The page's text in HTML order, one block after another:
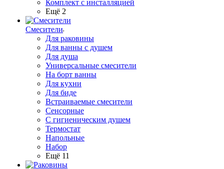
Комплект с инсталляцией
Ещё 2
Смесители
Для раковины
Для ванны с душем
Для душа
Универсальные смесители
На борт ванны
Для кухни
Для биде
Встраиваемые смесители
Сенсорные
С гигиеническим душем
Термостат
Напольные
Набор
Ещё 11